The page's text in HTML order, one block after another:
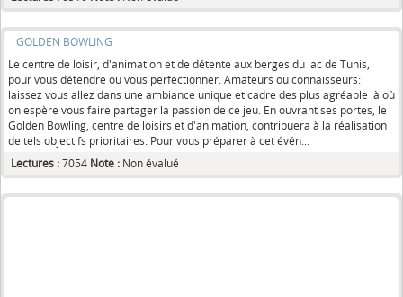
GOLDEN BOWLING
Le centre de loisir, d'animation et de détente aux berges du lac de Tunis,
pour vous détendre ou vous perfectionner. Amateurs ou connaisseurs:
laissez vous allez dans une ambiance unique et cadre des plus agréable là où
on espère vous faire partager la passion de ce jeu. En ouvrant ses portes, le
Golden Bowling, centre de loisirs et d'animation, contribuera à la réalisation
de tels objectifs prioritaires. Pour vous préparer à cet évén...
Lectures :7054 Note : Non évalué